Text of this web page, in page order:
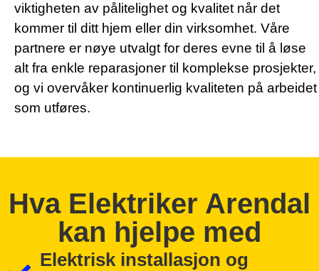
viktigheten av pålitelighet og kvalitet når det
kommer til ditt hjem eller din virksomhet. Våre
partnere er nøye utvalgt for deres evne til å løse
alt fra enkle reparasjoner til komplekse prosjekter,
og vi overvåker kontinuerlig kvaliteten på arbeidet
som utføres.
Hva Elektriker Arendal
kan hjelpe med
Elektrisk installasjon og